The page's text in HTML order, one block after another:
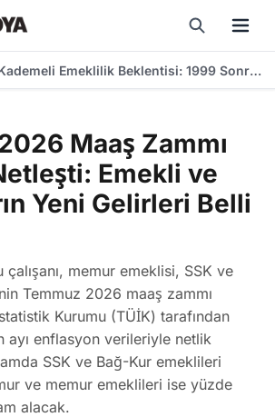
Kademeli Emeklilik Beklentisi: 1999 Sonrası Sigorta Girişliler İçin Önerilen Yaş ve Prim Günleri
Maaş Zammı
Emekli ve
Yeni Gelirleri Belli
memur emeklisi, SSK ve
Temmuz 2026 maaş zammı
Kurumu (TÜİK) tarafından
ayı enflasyon verileriyle netlik
SSK ve Bağ-Kur emeklileri
ve memur emeklileri ise yüzde
alacak.